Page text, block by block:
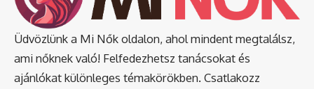
Üdvözlünk a Mi Nők oldalon, ahol mindent megtalálsz,
ami nőknek való! Felfedezhetsz tanácsokat és
ajánlókat különleges témakörökben. Csatlakozz